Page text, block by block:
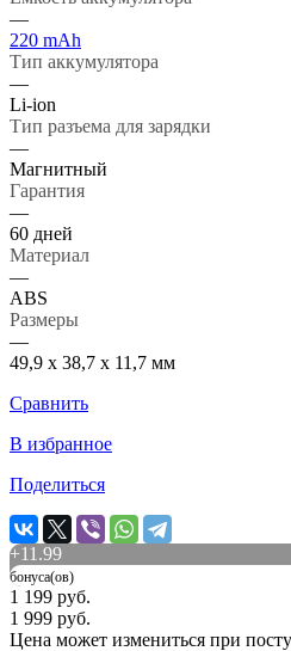
—
220 mAh
Тип аккумулятора
—
Li-ion
Тип разъема для зарядки
—
Магнитный
Гарантия
—
60 дней
Материал
—
ABS
Размеры
—
49,9 x 38,7 x 11,7 мм
Сравнить
В избранное
Поделиться
+11.99
бонуса(ов)
1 199 руб.
1 999 руб.
Цена может измениться при